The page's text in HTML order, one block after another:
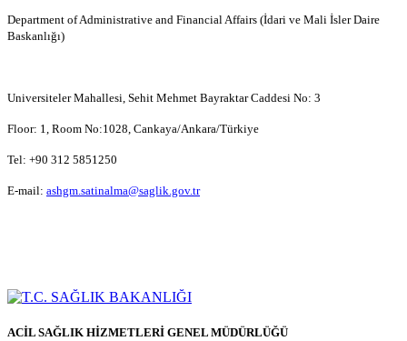
Department of Administrative and Financial Affairs (İdari ve Mali İsler Daire
Baskanlığı)
Universiteler Mahallesi, Sehit Mehmet Bayraktar Caddesi No: 3
Floor: 1, Room No:1028, Cankaya/Ankara/Türkiye
Tel: +90 312 5851250
E-mail: ashgm.satinalma@saglik.gov.tr
ACİL SAĞLIK HİZMETLERİ GENEL MÜDÜRLÜĞÜ